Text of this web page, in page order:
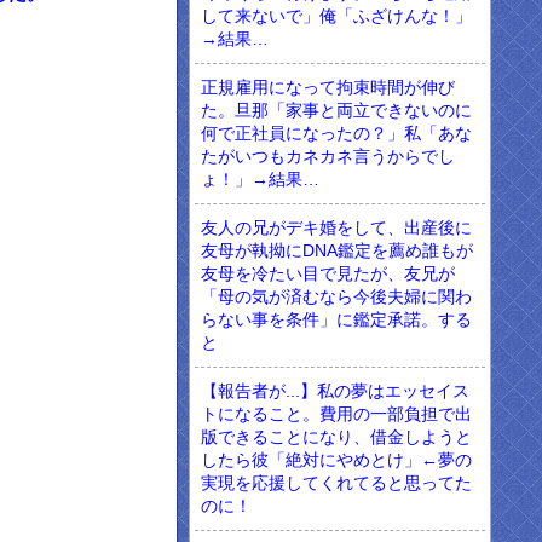
して来ないで」俺「ふざけんな！」
→結果…
正規雇用になって拘束時間が伸び
た。旦那「家事と両立できないのに
何で正社員になったの？」私「あな
たがいつもカネカネ言うからでし
ょ！」→結果…
友人の兄がデキ婚をして、出産後に
友母が執拗にDNA鑑定を薦め誰もが
友母を冷たい目で見たが、友兄が
「母の気が済むなら今後夫婦に関わ
らない事を条件」に鑑定承諾。する
と
【報告者が...】私の夢はエッセイス
トになること。費用の一部負担で出
版できることになり、借金しようと
したら彼「絶対にやめとけ」←夢の
実現を応援してくれてると思ってた
のに！